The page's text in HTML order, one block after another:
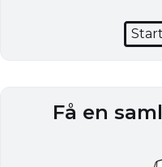
Få en